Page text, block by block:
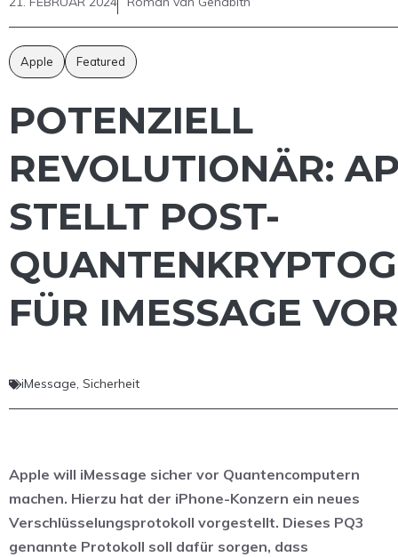
Apple Featured
POTENZIELL
REVOLUTIONÄR:
STELLT POST-
FÜR IMESSAGE VOR
iMessage, Sicherheit
Apple will iMessage sicher vor Quantencomputern
machen. Hierzu hat der iPhone-Konzern ein neues
Verschlüsselungsprotokoll vorgestellt. Dieses PQ3
genannte Protokoll soll dafür sorgen, dass